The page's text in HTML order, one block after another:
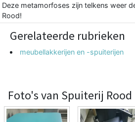
Deze metamorfoses zijn telkens weer
Rood!
Gerelateerde rubrieken
meubellakkerijen en -spuiterijen
Foto's van Spuiterij Rood